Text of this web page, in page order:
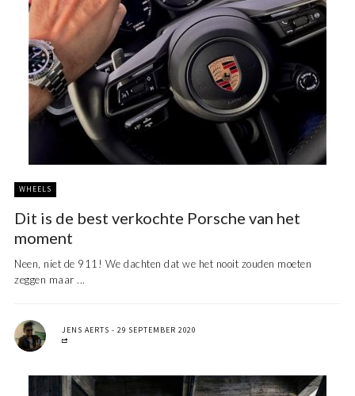
WHEELS
Dit is de best verkochte Porsche van het
moment
Neen, niet de 911! We dachten dat we het nooit zouden moeten
zeggen maar ...
JENS AERTS 29 SEPTEMBER 2020